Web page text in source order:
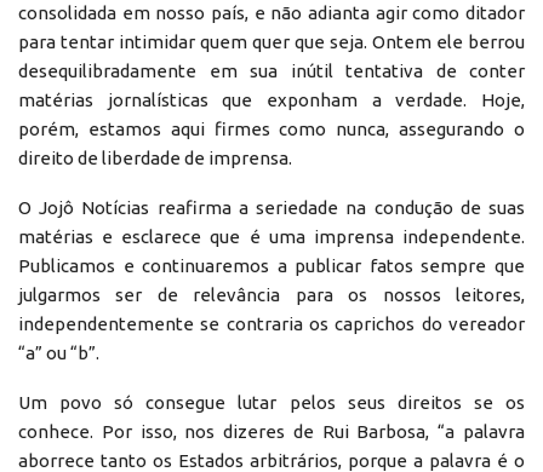
consolidada em nosso país, e não adianta agir como ditador
para tentar intimidar quem quer que seja. Ontem ele berrou
desequilibradamente em sua inútil tentativa de conter
matérias jornalísticas que exponham a verdade. Hoje,
porém, estamos aqui firmes como nunca, assegurando o
direito de liberdade de imprensa.
O Jojô Notícias reafirma a seriedade na condução de suas
matérias e esclarece que é uma imprensa independente.
Publicamos e continuaremos a publicar fatos sempre que
julgarmos ser de relevância para os nossos leitores,
independentemente se contraria os caprichos do vereador
“a” ou “b”.
Um povo só consegue lutar pelos seus direitos se os
conhece. Por isso, nos dizeres de Rui Barbosa, “a palavra
aborrece tanto os Estados arbitrários, porque a palavra é o